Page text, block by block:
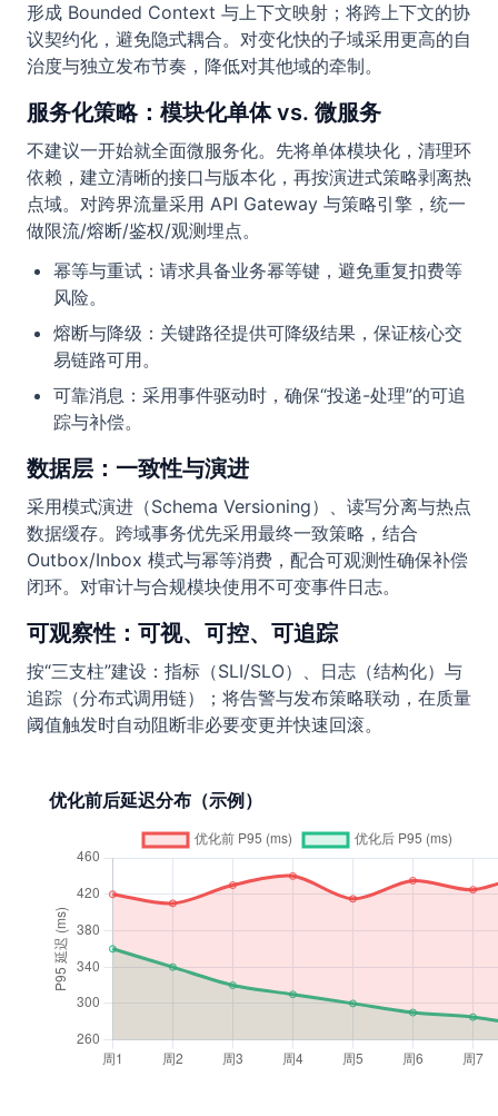
形成 Bounded Context 与上下文映射；将跨上下文的协
议契约化，避免隐式耦合。对变化快的子域采用更高的自
治度与独立发布节奏，降低对其他域的牵制。
服务化策略：模块化单体 vs. 微服务
不建议一开始就全面微服务化。先将单体模块化，清理环
依赖，建立清晰的接口与版本化，再按演进式策略剥离热
点域。对跨界流量采用 API Gateway 与策略引擎，统一
做限流/熔断/鉴权/观测埋点。
幂等与重试：请求具备业务幂等键，避免重复扣费等
风险。
熔断与降级：关键路径提供可降级结果，保证核心交
易链路可用。
可靠消息：采用事件驱动时，确保“投递-处理”的可追
踪与补偿。
数据层：一致性与演进
采用模式演进（Schema Versioning）、读写分离与热点
数据缓存。跨域事务优先采用最终一致策略，结合
Outbox/Inbox 模式与幂等消费，配合可观测性确保补偿
闭环。对审计与合规模块使用不可变事件日志。
可观察性：可视、可控、可追踪
按“三支柱”建设：指标（SLI/SLO）、日志（结构化）与
追踪（分布式调用链）；将告警与发布策略联动，在质量
阈值触发时自动阻断非必要变更并快速回滚。
优化前后延迟分布（示例）